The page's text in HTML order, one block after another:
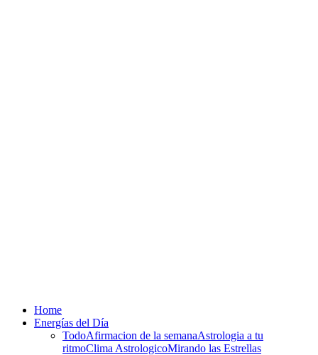
Home
Energías del Día
TodoAfirmacion de la semanaAstrologia a tu
ritmoClima AstrologicoMirando las Estrellas